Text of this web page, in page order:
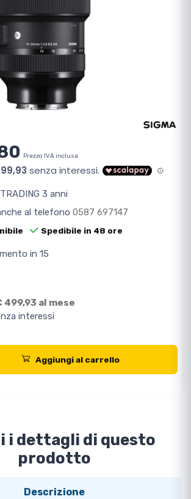
Prezzo IVA inclusa
3 anni
al telefono 0587 697147
Spedibile in 48 ore
in 15
499,93 al mese
interessi
Aggiungi al carrello
i dettagli di questo
prodotto
Descrizione